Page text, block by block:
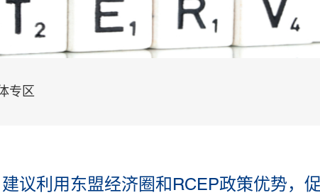
专区
议利用东盟经济圈和RCEP政策优势，